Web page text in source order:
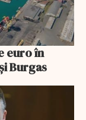
euro în
Burgas